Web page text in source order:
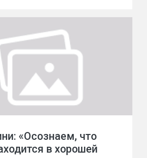
«Осознаем, что
в хорошей